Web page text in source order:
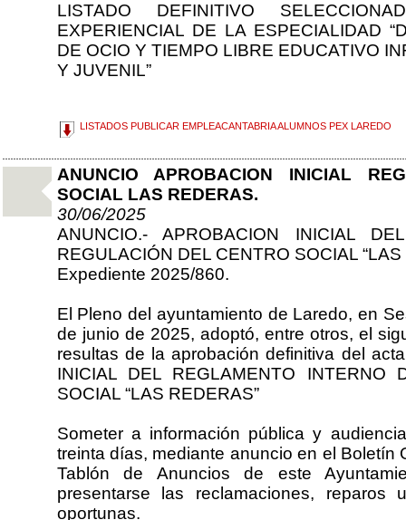
LISTADO DEFINITIVO
EXPERIENCIAL DE LA ESPECIALIDAD
DE OCIO Y TIEMPO LIBRE EDUCATIVO
Y JUVENIL”
LISTADOS PUBLICAR EMPLEACANTABRIA ALUMNOS PEX LAREDO
ANUNCIO APROBACION INICIAL
SOCIAL LAS REDERAS.
30/06/2025
ANUNCIO.- APROBACION INICIAL
REGULACIÓN DEL CENTRO SOCIAL “LAS
Expediente 2025/860.
El Pleno del ayuntamiento de Laredo, en
de junio de 2025, adoptó, entre otros, el
resultas de la aprobación definitiva del
INICIAL DEL REGLAMENTO INTERNO
SOCIAL “LAS REDERAS”
Someter a información pública y
treinta días, mediante anuncio en el Boletín
Tablón de Anuncios de este
presentarse las reclamaciones,
oportunas.